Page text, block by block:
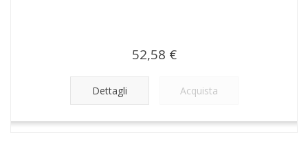
52,58 €
Dettagli Acquista